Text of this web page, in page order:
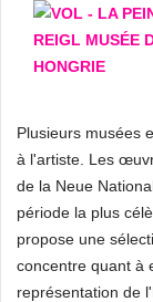
Plusieurs musées
à l'artiste. Les
de la Neue
période la plus
propose une
concentre quant à
représentation de